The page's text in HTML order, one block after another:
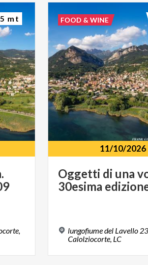
mt
11/10/2026
Oggetti di una
30esima
lungofiume del Lavello
Calolziocorte, LC
FOOD & WINE